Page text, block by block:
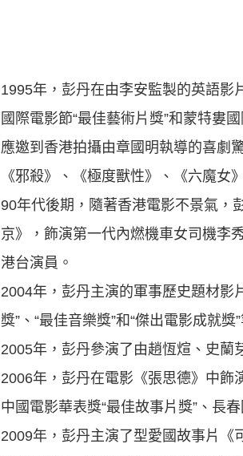
1995年，彭丹在由李安監製的英語
國際電影節“最佳藝術片獎”和蒙特婁
應邀到香港拍攝由章國明執導的喜劇
《邪殺》、《極度獸性》、《六魔女
90年代後期，隨著香港電影不景氣，
京》，飾演第一代內燃機車女司機李
港台演員。
2004年，彭丹主演的軍事歷史題材影
獎”、“最佳音樂獎”和“傑出電影成就獎
2005年，彭丹參演了由趙恆煊、史蘭
2006年，彭丹在電影《張思德》中飾
中國電影華表獎“最佳故事片獎”、長
2009年，彭丹主演了型愛國故事片